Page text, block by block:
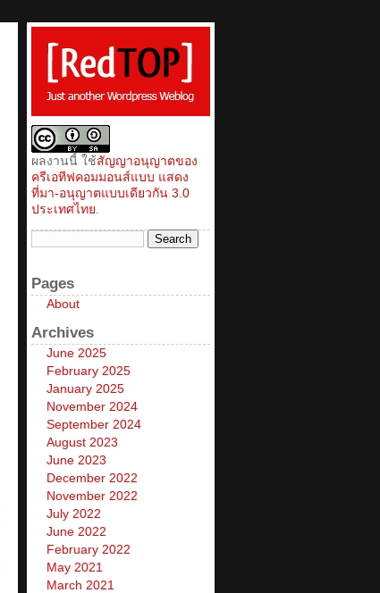
ผลงานนี้ ใช้สัญญาอนุญาตของ
ครีเอทีฟคอมมอนส์แบบ แสดง
ที่มา-อนุญาตแบบเดียวกัน 3.0
ประเทศไทย
Pages
About
Archives
June 2025
February 2025
January 2025
November 2024
September 2024
August 2023
June 2023
December 2022
November 2022
July 2022
June 2022
February 2022
May 2021
March 2021